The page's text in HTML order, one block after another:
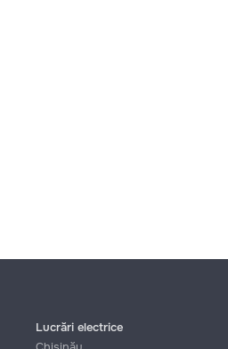
Lucrări electrice